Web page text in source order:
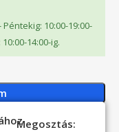
10:00-19:00-
14:00-ig.
Megosztás: